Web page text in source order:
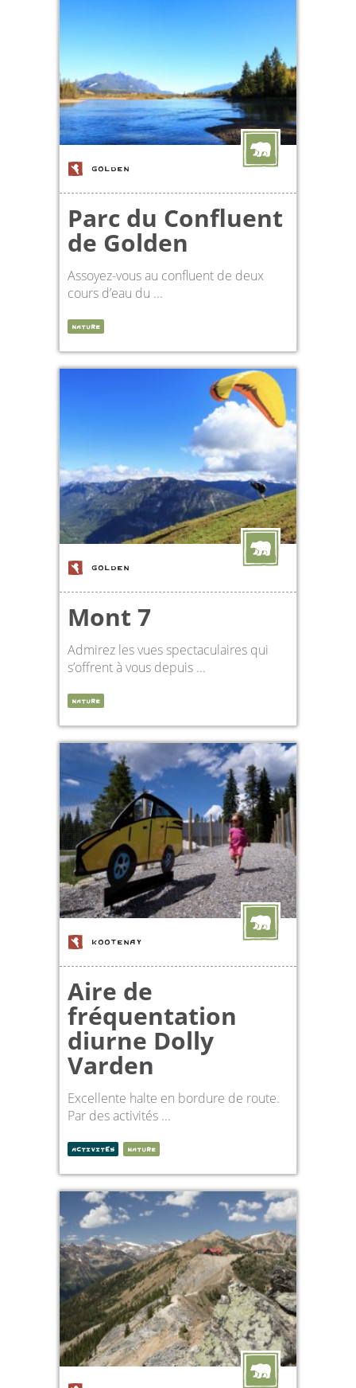
GOLDEN
Parc du Confluent
de Golden
Assoyez-vous au confluent de deux
cours d’eau du ...
NATURE
GOLDEN
Mont 7
Admirez les vues spectaculaires qui
s’offrent à vous depuis ...
NATURE
KOOTENAY
Aire de
fréquentation
diurne Dolly
Varden
Excellente halte en bordure de route.
Par des activités ...
ACTIVITÉS NATURE